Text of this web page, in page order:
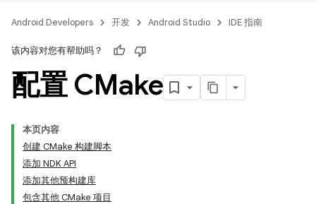
Android Developers 开发 Android Studio IDE 指南
该内容对您有帮助吗？
配置 CMake
本页内容
创建 CMake 构建脚本
添加 NDK API
添加其他预构建库
包含其他 CMake 项目